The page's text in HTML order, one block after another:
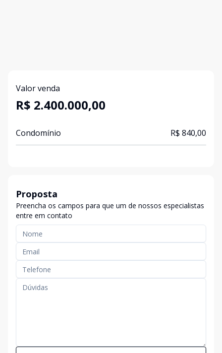
Valor venda
R$ 2.400.000,00
Condomínio R$ 840,00
Proposta
Preencha os campos para que um de nossos especialistas
entre em contato